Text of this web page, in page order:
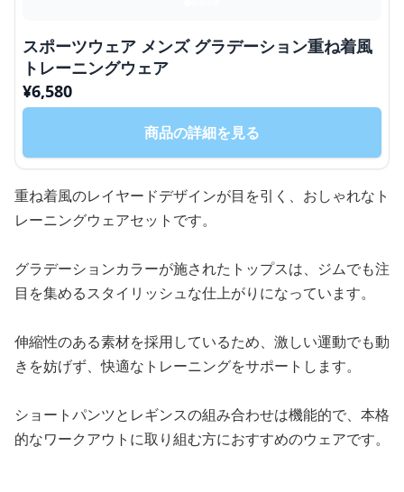
スポーツウェア メンズ グラデーション重ね着風
トレーニングウェア
¥6,580
商品の詳細を見る
重ね着風のレイヤードデザインが目を引く、おしゃれなト
レーニングウェアセットです。
グラデーションカラーが施されたトップスは、ジムでも注
目を集めるスタイリッシュな仕上がりになっています。
伸縮性のある素材を採用しているため、激しい運動でも動
きを妨げず、快適なトレーニングをサポートします。
ショートパンツとレギンスの組み合わせは機能的で、本格
的なワークアウトに取り組む方におすすめのウェアです。